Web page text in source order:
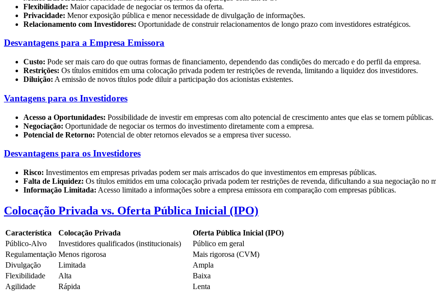
Flexibilidade: Maior capacidade de negociar os termos da oferta.
Privacidade: Menor exposição pública e menor necessidade de divulgação de informações.
Relacionamento com Investidores: Oportunidade de construir relacionamentos de longo prazo com investidores estratégicos.
Desvantagens para a Empresa Emissora
Custo: Pode ser mais caro do que outras formas de financiamento, dependendo das condições do mercado e do perfil da empresa.
Restrições: Os títulos emitidos em uma colocação privada podem ter restrições de revenda, limitando a liquidez dos investidores.
Diluição: A emissão de novos títulos pode diluir a participação dos acionistas existentes.
Vantagens para os Investidores
Acesso a Oportunidades: Possibilidade de investir em empresas com alto potencial de crescimento antes que elas se tornem públicas.
Negociação: Oportunidade de negociar os termos do investimento diretamente com a empresa.
Potencial de Retorno: Potencial de obter retornos elevados se a empresa tiver sucesso.
Desvantagens para os Investidores
Risco: Investimentos em empresas privadas podem ser mais arriscados do que investimentos em empresas públicas.
Falta de Liquidez: Os títulos emitidos em uma colocação privada podem ter restrições de revenda, dificultando a sua negociação no
Informação Limitada: Acesso limitado a informações sobre a empresa emissora em comparação com empresas públicas.
Colocação Privada vs. Oferta Pública Inicial (IPO)
Característica Colocação Privada
Oferta Pública Inicial (IPO)
Público-Alvo
Investidores qualificados (institucionais)
Público em geral
Regulamentação Menos rigorosa
Mais rigorosa (CVM)
Divulgação
Limitada
Ampla
Flexibilidade
Alta
Baixa
Agilidade
Rápida
Lenta